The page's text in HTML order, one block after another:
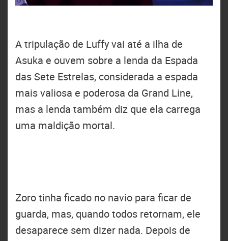
A tripulação de Luffy vai até a ilha de
Asuka e ouvem sobre a lenda da Espada
das Sete Estrelas, considerada a espada
mais valiosa e poderosa da Grand Line,
mas a lenda também diz que ela carrega
uma maldição mortal.
Zoro tinha ficado no navio para ficar de
guarda, mas, quando todos retornam, ele
desaparece sem dizer nada. Depois de